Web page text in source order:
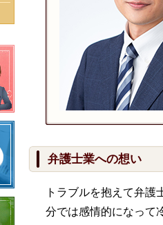
弁護士業への想い
トラブルを抱えて弁
分では感情的になって